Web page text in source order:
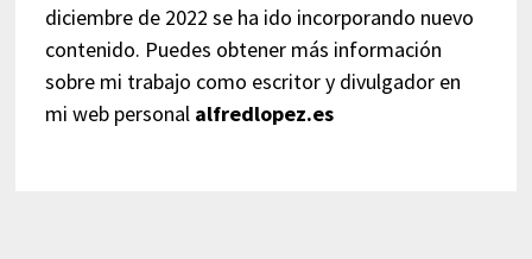
diciembre de 2022 se ha ido incorporando nuevo
contenido. Puedes obtener más información
sobre mi trabajo como escritor y divulgador en
mi web personal alfredlopez.es